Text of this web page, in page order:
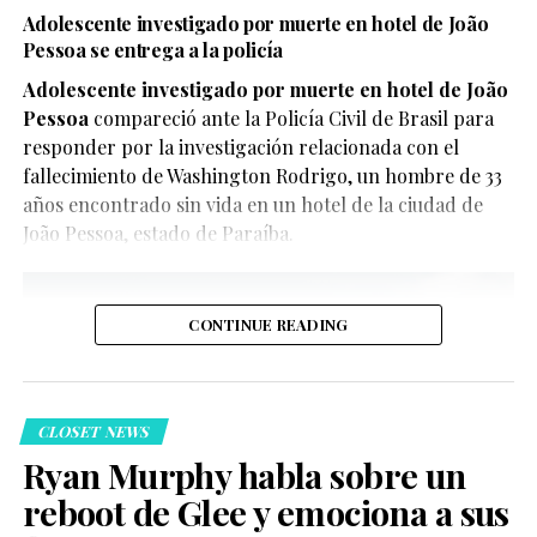
tradicionales de ciertos personajes.
748
la presión constante de las plataformas digitales.
crecimiento espiritual masculino.
Gimnasios solo para hombres
cristianos también impulsan
discursos contra la diversidad
Otro proyecto que ha recibido atención es
Su fundador, Mitch Parsons, publicó una carta en la que
sostiene posiciones conservadoras sobre distintos temas
al matrimonio igualitario y al reconocimiento de las
personas trans.
Asimismo, el gimnasio plantea que quienes deseen
Su reflexión rápidamente se volvió viral, ya que abordó
un tema que va más allá del fútbol: los prejuicios que
aún existen cuando dos hombres expresan afecto de
Marcos Llorente responde a las
críticas por Ferran Torres con
Adolescente investigado por muerte en hotel de João
Pessoa se entrega a la policía
Adolescente investigado por muerte en hotel de João
Pessoacompareció ante la Policía Civil de Brasil para
responder por la investigación relacionada con el
fallecimiento de Washington Rodrigo, un hombre de 33
años encontrado sin vida en un hotel de la ciudad de
João Pessoa, estado de Paraíba.
CONTINUE READING
CLOSET NEWS
Ryan Murphy habla sobre un
reboot de Glee y emociona a sus